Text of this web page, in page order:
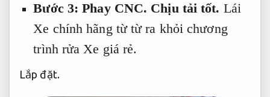
Bước 3:Phay CNC. Chịu tải tốt. Lái
Xe chính hãng từ từ ra khỏi chương
trình rửa Xe giá rẻ.
Lắp đặt.